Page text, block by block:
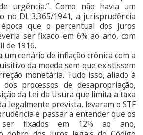
urgência.”. Como não havia um
no DL 3.365/1941, a jurisprudência
que o percentual dos juros
ser fixado em 6% ao ano, com
de 1916.
um cenário de inflação crônica com a
da moeda sem que existissem
monetária. Tudo isso, aliado à
dos processos de desapropriação,
da Lei da Usura que limita a taxa
legalmente prevista, levaram o STF
e passar a entender que os
ser fixados em 12% ao ano,